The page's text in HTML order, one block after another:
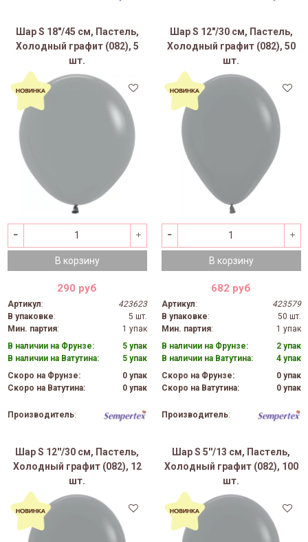
Шар S 18"/45 см, Пастель,
Холодный графит (082), 5
шт.
В корзину
290 руб
Артикул:
423623
В упаковке:
5 шт.
Мин. партия:
1 упак
В наличии на Фрунзе:
5 упак
В наличии на Ватутина:
5 упак
Скоро на Фрунзе:
0 упак
Скоро на Ватутина:
0 упак
Производитель:
Шар S 12"/30 см, Пастель,
Холодный графит (082), 50
шт.
В корзину
682 руб
Артикул:
423579
В упаковке:
50 шт.
Мин. партия:
1 упак
В наличии на Фрунзе:
2 упак
В наличии на Ватутина:
4 упак
Скоро на Фрунзе:
0 упак
Скоро на Ватутина:
0 упак
Производитель:
Шар S 12''/30 см, Пастель,
Холодный графит (082), 12
шт.
Шар S 5''/13 см, Пастель,
Холодный графит (082), 100
шт.